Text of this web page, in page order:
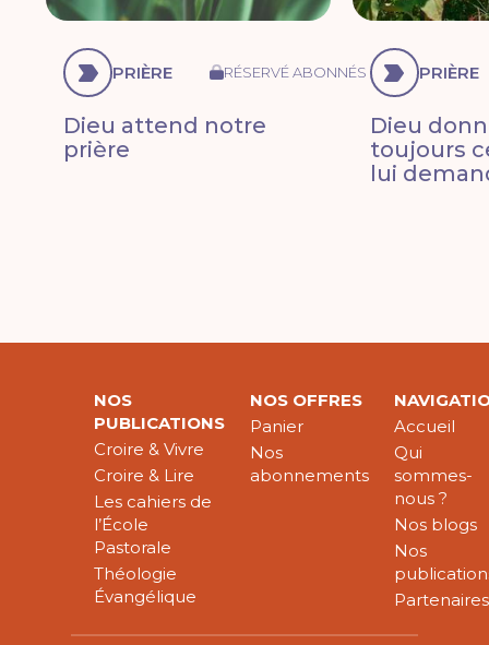
PRIÈRE RÉSERVÉ ABONNÉS
Dieu attend notre
prière
PRIÈRE
Dieu
toujours
lui
NOS
PUBLICATIONS
Croire & Vivre
Croire & Lire
Les cahiers de
l’École
Pastorale
Théologie
Évangélique
NOS OFFRES
Panier
Nos
abonnements
Accueil
Qui
sommes-
nous ?
Nos blogs
Nos
Partenaires